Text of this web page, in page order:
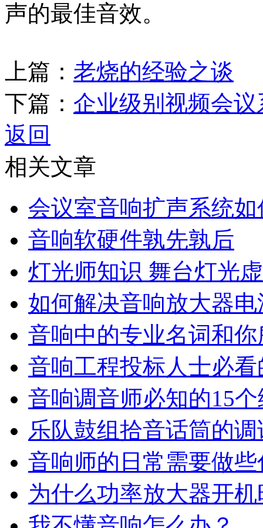
声的最佳音效。
上篇： 老烧的经验之谈
下篇： 企业级别视频会
返回
相关文章
会议室音响扩声系统
音响软硬件孰先孰后
灯光师知识 舞台灯光
如何解决音响放大器
音响中的专业名词和
音响工程投标人士必
音响调音师必知的15
乐队鼓组拾音话筒的调
音响师的日常需要做
为什么功率放大器开